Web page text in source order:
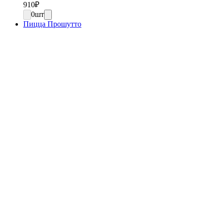
910₽
0шт
Пицца Прошутто